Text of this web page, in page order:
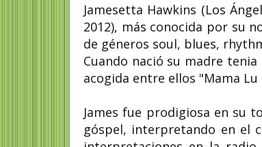
Jamesetta Hawkins (Los
2012), más conocida por su
de géneros soul, blues,
Cuando nació su madre
acogida entre ellos "Mama
James fue prodigiosa en su
góspel, interpretando en el
académica
Mireille Dottin-Orsini es una
destacada escritora, investigadora y
académica francesa. Es...
Celia Viñas
Celia Viñas
junio de 1915 -
de 1954) fue